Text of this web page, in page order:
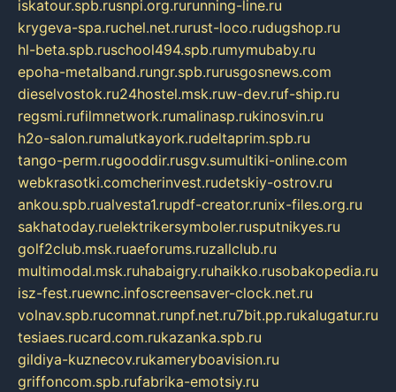
iskatour.spb.rusnpi.org.rurunning-line.ru
krygeva-spa.ruchel.net.rurust-loco.rudugshop.ru
hl-beta.spb.ruschool494.spb.rumymubaby.ru
epoha-metalband.rungr.spb.rurusgosnews.com
dieselvostok.ru24hostel.msk.ruw-dev.ruf-ship.ru
regsmi.rufilmnetwork.rumalinasp.rukinosvin.ru
h2o-salon.rumalutkayork.rudeltaprim.spb.ru
tango-perm.rugooddir.rusgv.sumultiki-online.com
webkrasotki.comcherinvest.rudetskiy-ostrov.ru
ankou.spb.rualvesta1.rupdf-creator.runix-files.org.ru
sakhatoday.ruelektrikersymboler.rusputnikyes.ru
golf2club.msk.ruaeforums.ruzallclub.ru
multimodal.msk.ruhabaigry.ruhaikko.rusobakopedia.ru
isz-fest.ruewnc.infoscreensaver-clock.net.ru
volnav.spb.rucomnat.runpf.net.ru7bit.pp.rukalugatur.ru
tesiaes.rucard.com.rukazanka.spb.ru
gildiya-kuznecov.rukameryboavision.ru
griffoncom.spb.rufabrika-emotsiy.ru